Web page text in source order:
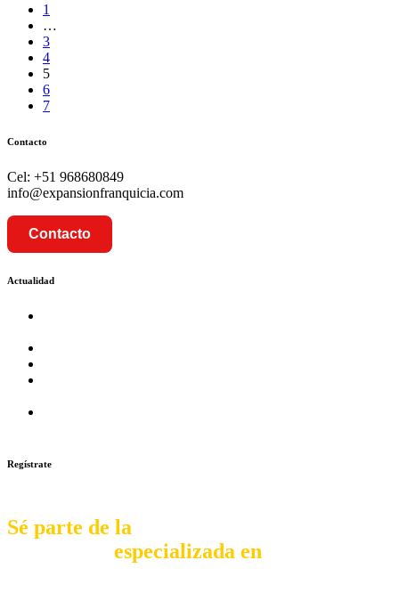
1
…
3
4
5
6
7
Contacto
Cel: +51 968680849
info@expansionfranquicia.com
Contacto
Actualidad
Regístrate
Sé parte de la
especializada en